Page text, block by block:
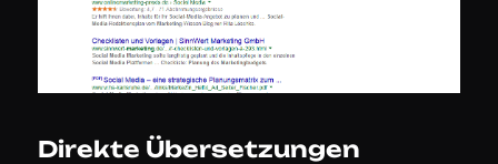
Direkte Übersetzungen